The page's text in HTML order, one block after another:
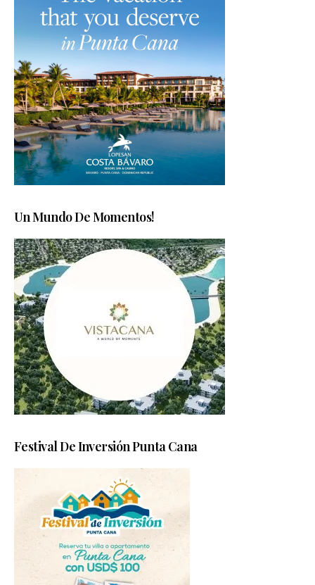
Un Mundo De Momentos!
Festival De Inversión Punta Cana